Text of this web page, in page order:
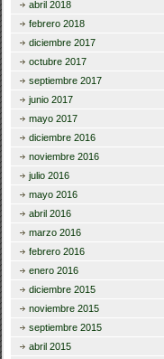
abril 2018
febrero 2018
diciembre 2017
octubre 2017
septiembre 2017
junio 2017
mayo 2017
diciembre 2016
noviembre 2016
julio 2016
mayo 2016
abril 2016
marzo 2016
febrero 2016
enero 2016
diciembre 2015
noviembre 2015
septiembre 2015
abril 2015